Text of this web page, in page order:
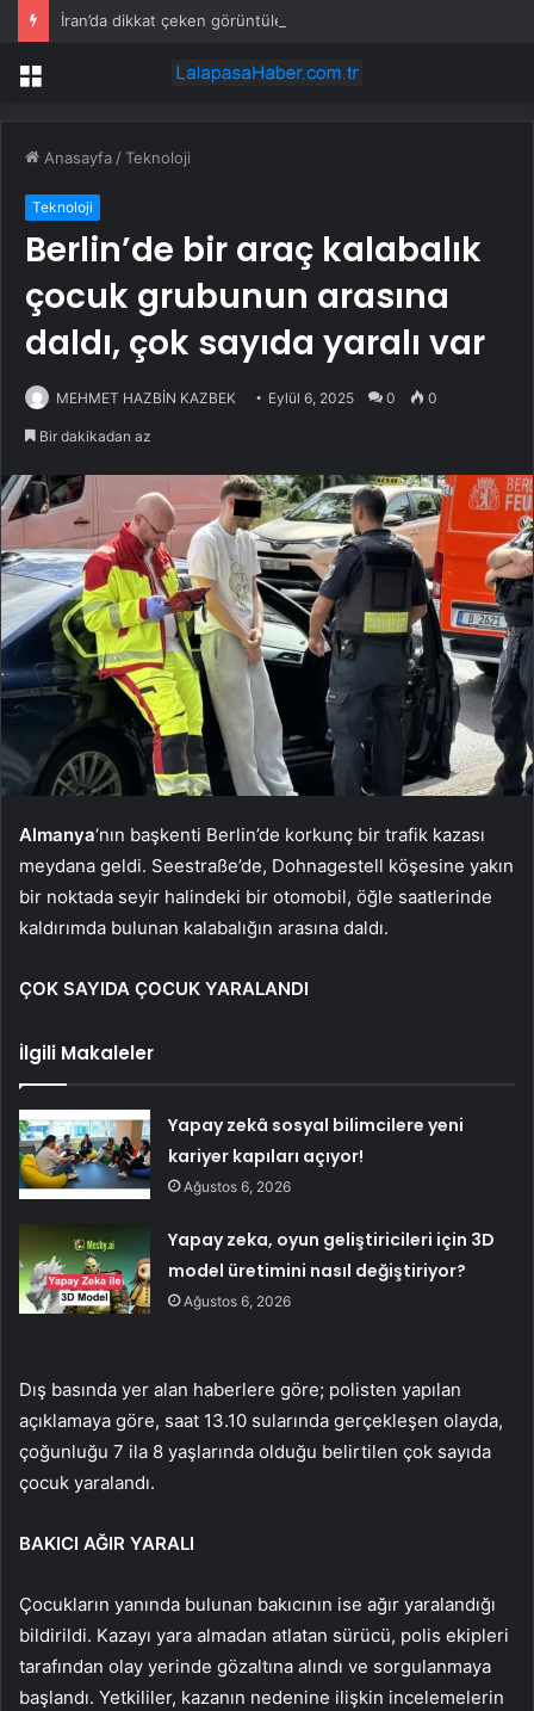
Menü
Anasayfa /Teknoloji
Teknoloji
Berlin’de bir araç kalabalık
çocuk grubunun arasına
daldı, çok sayıda yaralı var
MEHMET HAZBİN KAZBEK Eylül 6, 2025 0 0
Bir dakikadan az
Almanya‘nın başkenti Berlin’de korkunç bir trafik kazası
meydana geldi. Seestraße’de, Dohnagestell köşesine yakın
bir noktada seyir halindeki bir otomobil, öğle saatlerinde
kaldırımda bulunan kalabalığın arasına daldı.
ÇOK SAYIDA ÇOCUK YARALANDI
İlgili Makaleler
Yapay zekâ sosyal bilimcilere yeni
kariyer kapıları açıyor!
Ağustos 6, 2026
Yapay zeka, oyun geliştiricileri için 3D
model üretimini nasıl değiştiriyor?
Ağustos 6, 2026
Dış basında yer alan haberlere göre; polisten yapılan
açıklamaya göre, saat 13.10 sularında gerçekleşen olayda,
çoğunluğu 7 ila 8 yaşlarında olduğu belirtilen çok sayıda
çocuk yaralandı.
BAKICI AĞIR YARALI
Çocukların yanında bulunan bakıcının ise ağır yaralandığı
bildirildi. Kazayı yara almadan atlatan sürücü, polis ekipleri
tarafından olay yerinde gözaltına alındı ve sorgulanmaya
başlandı. Yetkililer, kazanın nedenine ilişkin incelemelerin